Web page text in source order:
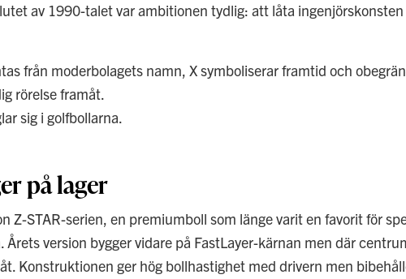
av 1990-talet var ambitionen tydlig: att låta
från moderbolagets namn, X symboliserar framtid och
rörelse framåt.
sig i golfbollarna.
på lager
Z-STAR-serien, en premiumboll som länge varit en favorit för
version bygger vidare på FastLayer-kärnan men där
Konstruktionen ger hög bollhastighet med drivern men